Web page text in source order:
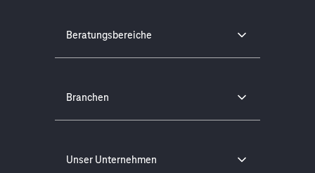
Beratungsbereiche
Branchen
Unser Unternehmen